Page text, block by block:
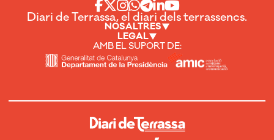
Diari de Terrassa, el diari dels terrassencs.
NOSALTRES
LEGAL
AMB EL SUPORT DE: